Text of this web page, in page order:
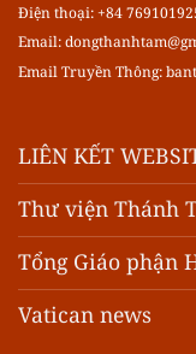
Điện thoại: +84
Email:
Email Truyền Thông:
LIÊN KẾT
Thư viện Thánh
Tổng Giáo phận
Vatican news